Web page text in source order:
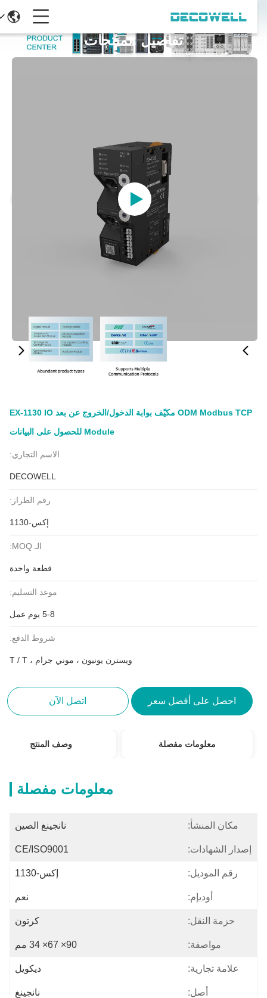
تفاصيل المنتجات
ODM Modbus TCP مكيّف بوابة الدخول/الخروج عن بعد EX-1130 IO
Module للحصول على البيانات
الاسم التجاري:
DECOWELL
رقم الطراز:
إكس-1130
الـ MOQ:
قطعة واحدة
موعد التسليم:
5-8 يوم عمل
شروط الدفع:
ويسترن يونيون ، موني جرام ، T / T
احصل على أفضل سعر اتصل الآن
معلومات مفصلة وصف المنتج
معلومات مفصلة
مكان المنشأ: نانجينغ الصين
إصدار الشهادات: CE/ISO9001
رقم الموديل: إكس-1130
أوديإم: نعم
حزمة النقل: كرتون
مواصفة: 90× 67× 34 مم
علامة تجارية: ديكويل
أصل: نانجينغ